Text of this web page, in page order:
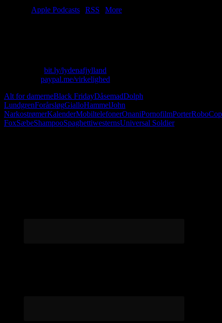
Apple Podcasts RSS
More
bit.ly/lydenafjylland
paypal.me/virkelighed
Alt for damerneBlack FridayDåsemadDolph
LundgrenForårsløgGialloHammelJohn
NarkostrømerKalenderMobiltelefonerOnaniPornofilmPorterRoboCop
FoxSæbeShampooSpaghettiwesternsUniversal Soldier